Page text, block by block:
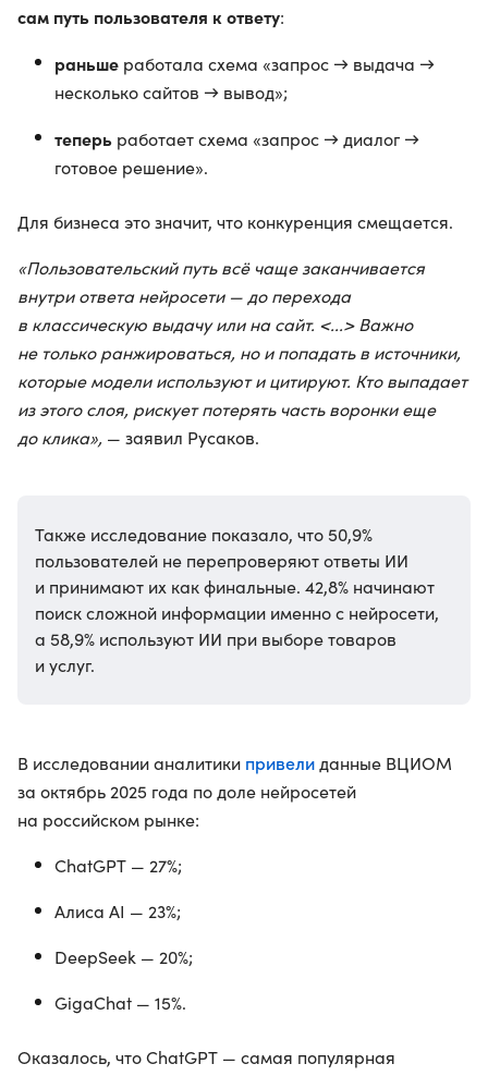
сам путь пользователя к ответу:
раньше работала схема «запрос → выдача →
несколько сайтов → вывод»;
теперь работает схема «запрос → диалог →
готовое решение».
Для бизнеса это значит, что конкуренция смещается.
«Пользовательский путь всё чаще заканчивается
внутри ответа нейросети — до перехода
в классическую выдачу или на сайт. <...> Важно
не только ранжироваться, но и попадать в источники,
которые модели используют и цитируют. Кто выпадает
из этого слоя, рискует потерять часть воронки еще
до клика», — заявил Русаков.
Также исследование показало, что 50,9%
пользователей не перепроверяют ответы ИИ
и принимают их как финальные. 42,8% начинают
поиск сложной информации именно с нейросети,
а 58,9% используют ИИ при выборе товаров
и услуг.
В исследовании аналитики привели данные ВЦИОМ
за октябрь 2025 года по доле нейросетей
на российском рынке:
ChatGPT — 27%;
Алиса AI — 23%;
DeepSeek — 20%;
GigaChat — 15%.
Оказалось, что ChatGPT — самая популярная